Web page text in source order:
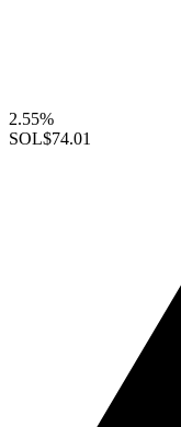
2.55%
SOL$74.01